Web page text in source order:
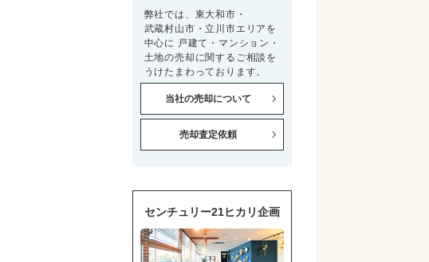
弊社では、東大和市・
武蔵村山市・立川市エリアを
中心に 戸建て・マンション・
土地の売却に関するご相談を
うけたまわっております。
当社の売却について
売却査定依頼
センチュリー21ヒカリ企画